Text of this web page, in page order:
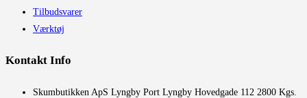
Tilbudsvarer
Værktøj
Kontakt Info
​Skumbutikken ApS Lyngby Port Lyngby Hovedgade 112 2800 Kgs.